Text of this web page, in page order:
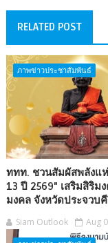
RELATED POST
ภาพข่าวประชาสัมพันธ์
ททท. ชวนสัมผัสพลังแ
13 ปี 2569" เสริมสิริม
มงคล จังหวัดประจวบ
Siam Outlook Aug